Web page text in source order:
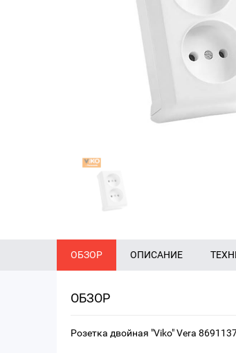
ОБЗОР ОПИСАНИЕ
ОБЗОР
Розетка двойная "Viko" Vera